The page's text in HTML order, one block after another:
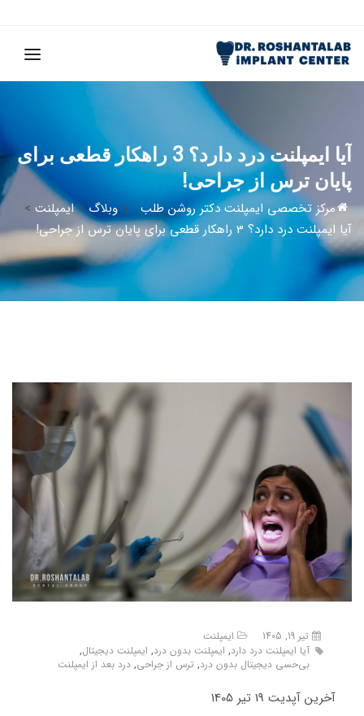
آیا ایمپلنت درد دارد؟ 3 راهکار قطعی برای
پایان ترس از جراحی!
مرکز تخصصی ایمپلنت دکتر روشن طلب >وبلاگ>ایمپلنت >
آیا ایمپلنت درد دارد؟ 3 راهکار قطعی برای پایان ترس از جراحی!
تیر 19, 1405
ایمپلنت
آیا ایمپلنت درد دارد, ایمپلنت بدون درد, ایمپلنت دیجیتال,
بی‌حسی دیجیتال بدون درد, ترس از جراحی, درد بعد از ایمپلنت
آخرین آپدیت 19 تیر 1405